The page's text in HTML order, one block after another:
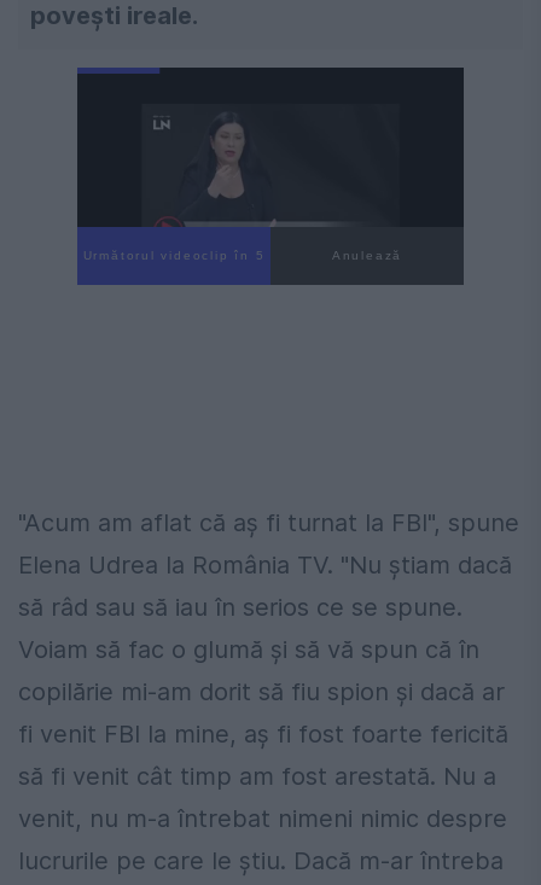
poveşti ireale.
Următorul videoclip în 4 Anulează
"Acum am aflat că aș fi turnat la FBI", spune
Elena Udrea la România TV. "Nu știam dacă
să râd sau să iau în serios ce se spune.
Voiam să fac o glumă și să vă spun că în
copilărie mi-am dorit să fiu spion și dacă ar
fi venit FBI la mine, aș fi fost foarte fericită
să fi venit cât timp am fost arestată. Nu a
venit, nu m-a întrebat nimeni nimic despre
lucrurile pe care le știu. Dacă m-ar întreba